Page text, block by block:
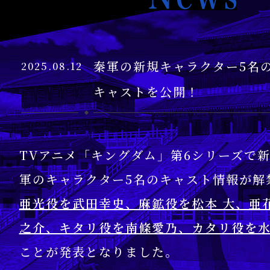
2025.08.12
秦軍の新規キャラクター5名
キャストを公開！
TVアニメ「キングダム」第6シリーズで
軍のキャラクター5名のキャスト情報が解
亜光役を武田幸史、麻鉱役を松本 大、亜
之介、キタリ役を南條愛乃、カタリ役を
ことが発表となりました。